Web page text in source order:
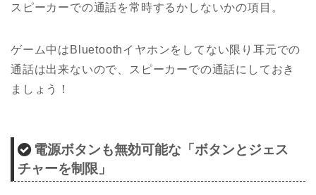
スピーカーでの通話を常時するかしないかの項目。
ゲーム中はBluetoothイヤホンをしてない限り耳元での
通話は出来ないので、スピーカーでの通話にしておき
ましょう！
電源ボタンも無効可能な「ボタンとジェス
チャーを制限」